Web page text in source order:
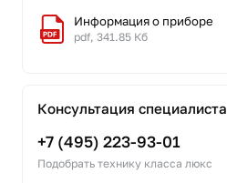
Информация о приборе
pdf, 341.85 Кб
Консультация специалиста
+7 (495) 223-93-01
Подобрать технику класса люкс